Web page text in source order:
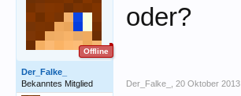
Offline
Der_Falke_
Bekanntes Mitglied
oder?
Der_Falke_ 20 Oktober 2013